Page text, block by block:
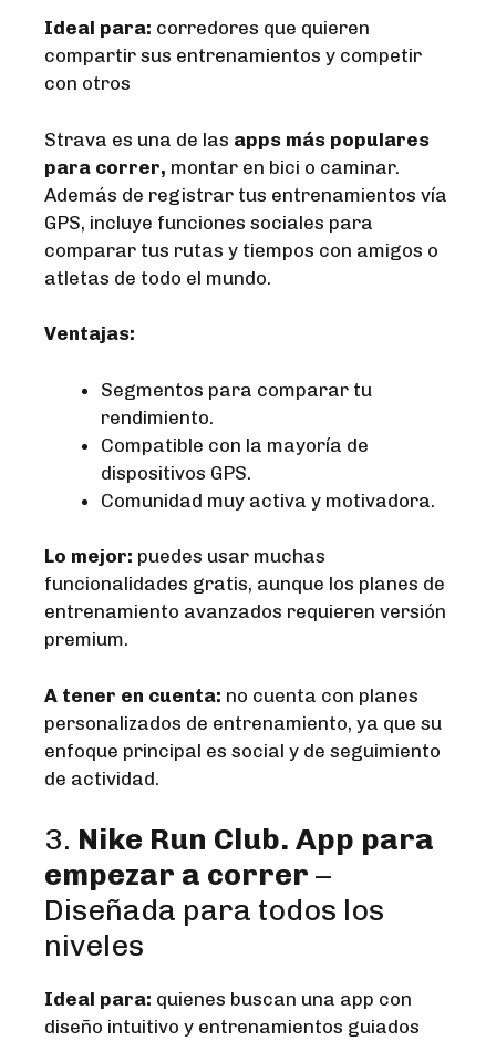
Ideal para: corredores que quieren
compartir sus entrenamientos y competir
con otros
Strava es una de las apps más populares
para correr, montar en bici o caminar.
Además de registrar tus entrenamientos vía
GPS, incluye funciones sociales para
comparar tus rutas y tiempos con amigos o
atletas de todo el mundo.
Ventajas:
Segmentos para comparar tu
rendimiento.
Compatible con la mayoría de
dispositivos GPS.
Comunidad muy activa y motivadora.
Lo mejor: puedes usar muchas
funcionalidades gratis, aunque los planes de
entrenamiento avanzados requieren versión
premium.
A tener en cuenta: no cuenta con planes
personalizados de entrenamiento, ya que su
enfoque principal es social y de seguimiento
de actividad.
3. Nike Run Club. App para
empezar a correr –
Diseñada para todos los
niveles
Ideal para: quienes buscan una app con
diseño intuitivo y entrenamientos guiados